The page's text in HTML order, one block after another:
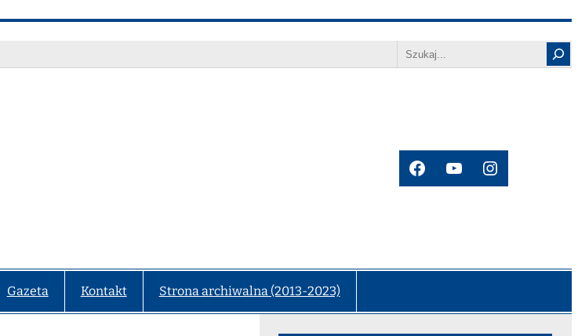
Search
Facebook
YouTubeInstagram
Gazeta Kontakt Strona archiwalna (2013-2023)